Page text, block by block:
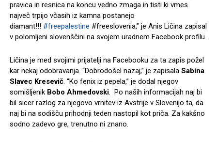
pravica in resnica na koncu vedno zmaga in tisti ki vmes
največ trpijo včasih iz kamna postanejo
diamant!!! #freepalestine #freeslovenia,” je Anis Ličina zapisal
v polomljeni slovenščini na svojem uradnem Facebook profilu.
Ličina je med svojimi prijatelji na Facebooku za ta zapis požel
kar nekaj odobravanja. “Dobrodošel nazaj,” je zapisala Sabina
Slavec Kresevič. “Ko fenix iz pepela,” je dodal njegov
somišljenik Bobo Ahmedovski. Po naših informacijah naj bi
bil sicer razlog za njegovo vrnitev iz Avstrije v Slovenijo ta, da
naj bi na sodišču prihodnji teden nastopil kot priča. Za kakšno
sodno zadevo gre, trenutno ni znano.